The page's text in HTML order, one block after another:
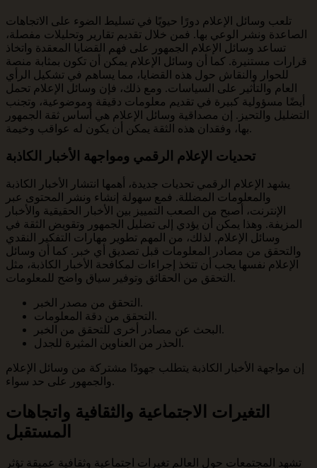
تلعب وسائل الإعلام دورًا حيويًا في تسليط الضوء على الاتجاهات
الصاعدة ونشر الوعي بها. فمن خلال تقديم تقارير وتحليلات مفصلة،
تساعد وسائل الإعلام الجمهور على فهم القضايا المعقدة واتخاذ
قرارات مستنيرة. كما أن وسائل الإعلام يمكن أن تكون بمثابة منصة
للحوار والنقاش حول هذه القضايا، مما يساهم في تشكيل الرأي
العام والتأثير على السياسات. ومع ذلك، فإن وسائل الإعلام تحمل
أيضًا مسؤولية كبيرة في تقديم معلومات دقيقة وموضوعية، وتجنب
التضليل والتحيز. إن مصداقية وسائل الإعلام هي أساس ثقة الجمهور
بها، وفقدان هذه الثقة يمكن أن يكون له عواقب وخيمة.
تحديات الإعلام الرقمي ومواجهة الأخبار الكاذبة
يشهد الإعلام الرقمي تحديات جديدة، أهمها انتشار الأخبار الكاذبة
والمعلومات المضللة. فمع سهولة إنشاء ونشر المحتوى عبر
الإنترنت، أصبح من الصعب التمييز بين الأخبار الحقيقية والأخبار
المزيفة. وهذا يمكن أن يؤدي إلى تضليل الجمهور وتقويض الثقة في
وسائل الإعلام. لذلك، من المهم تطوير مهارات التفكير النقدي
والتحقق من مصادر المعلومات قبل تصديق أي خبر. كما أن وسائل
الإعلام نفسها يجب أن تتخذ إجراءات لمكافحة الأخبار الكاذبة، مثل
التحقق من الحقائق وتوفير سياق واضح للمعلومات.
التحقق من مصدر الخبر.
التحقق من دقة المعلومات.
البحث عن مصادر أخرى للتحقق من الخبر.
الحذر من العناوين المثيرة للجدل.
إن مواجهة الأخبار الكاذبة يتطلب جهودًا مشتركة من وسائل الإعلام
والجمهور على حد سواء.
التغيرات الاجتماعية والثقافية واتجاهات
المستقبل
تشهد المجتمعات حول العالم تغيرات اجتماعية وثقافية عميقة تؤثر